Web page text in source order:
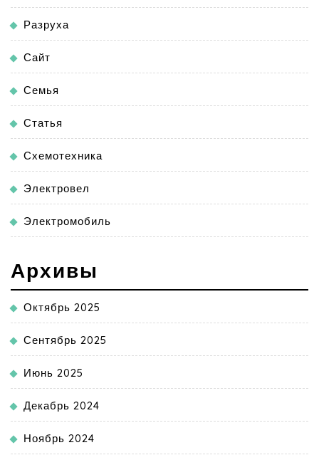
Разруха
Сайт
Семья
Статья
Схемотехника
Электровел
Электромобиль
Архивы
Октябрь 2025
Сентябрь 2025
Июнь 2025
Декабрь 2024
Ноябрь 2024